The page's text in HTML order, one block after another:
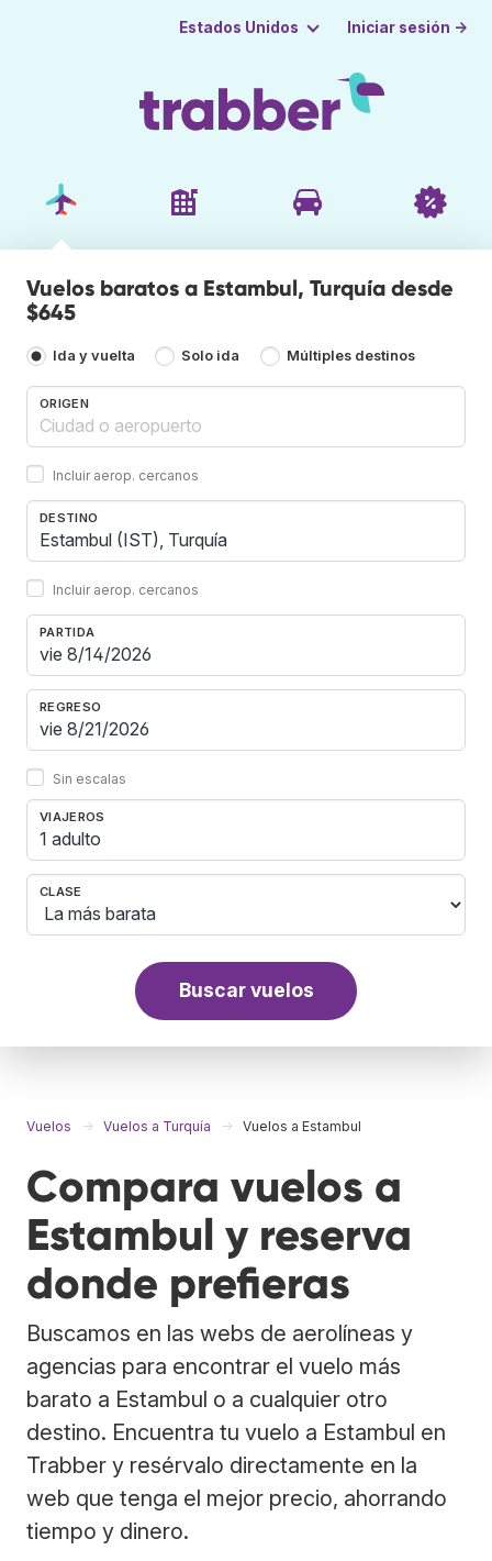
Estados Unidos Iniciar sesión →
Vuelos baratos a Estambul, Turquía desde
$645
Ida y vuelta Solo ida Múltiples destinos
ORIGEN
Incluir aerop. cercanos
DESTINO
Incluir aerop. cercanos
PARTIDA
REGRESO
Sin escalas
VIAJEROS
1 adulto
CLASE
Buscar vuelos
Vuelos Vuelos a Turquía Vuelos a Estambul
Compara vuelos a
Estambul y reserva
donde prefieras
Buscamos en las webs de aerolíneas y
agencias para encontrar el vuelo más
barato a Estambul o a cualquier otro
destino. Encuentra tu vuelo a Estambul en
Trabber y resérvalo directamente en la
web que tenga el mejor precio, ahorrando
tiempo y dinero.